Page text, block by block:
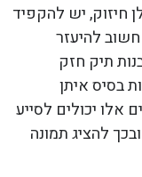
חיזוק, יש להקפיד
להיעזר
תיק חזק
בסיס איתן
יכולים לסייע
להציג תמונה